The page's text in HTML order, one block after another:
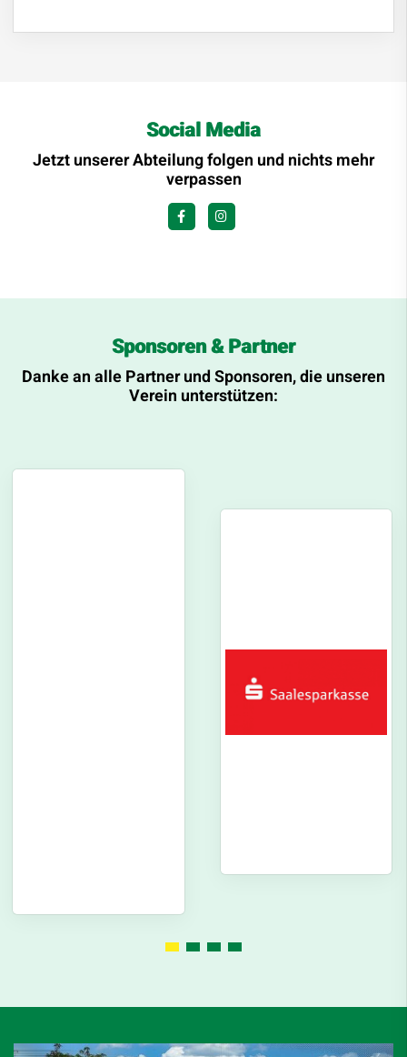
Social Media
Jetzt unserer Abteilung folgen und nichts mehr
verpassen
Sponsoren & Partner
Danke an alle Partner und Sponsoren, die unseren
Verein unterstützen: